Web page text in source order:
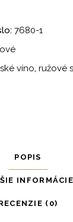
7680-1
víno, ružové
POPIS
INFORMÁCIE
(0)